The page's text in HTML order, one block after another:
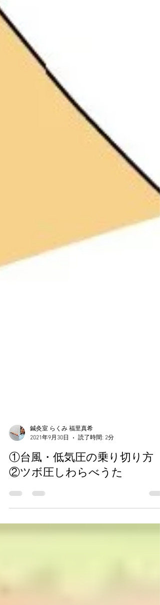
鍼灸室 らくみ 福里真希
2021年9月30日
読了時間: 2分
①台風・低気圧の乗り切り方
②ツボ圧しわらべうた